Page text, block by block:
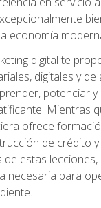
economía
digital te
digitales y
potenciar
Mientras
ofrece
de crédito
de estas
necesaria para